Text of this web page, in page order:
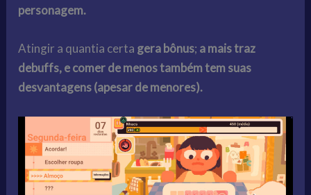
personagem.
Atingir a quantia certa gera bônus; a mais traz
debuffs, e comer de menos também tem suas
desvantagens (apesar de menores).